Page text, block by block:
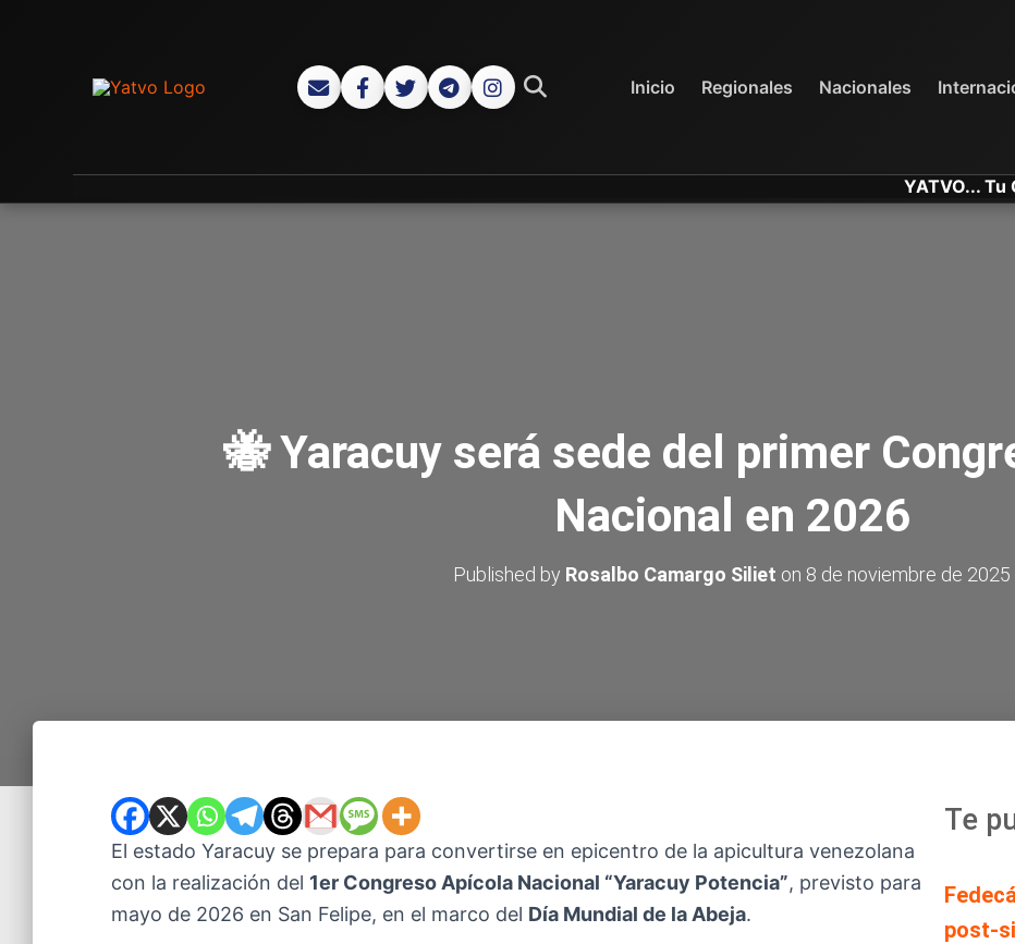
Inicio Regionales Nacionales
YATVO... Tu Canal
🐝 Yaracuy será sede del primer
Nacional en 2026
Published by Rosalbo Camargo Siliet on 8 de noviembre de 2025
El estado Yaracuy se prepara para convertirse en epicentro de la apicultura venezolana
con la realización del 1er Congreso Apícola Nacional “Yaracuy Potencia”, previsto para
mayo de 2026 en San Felipe, en el marco del Día Mundial de la Abeja.
Te
post-